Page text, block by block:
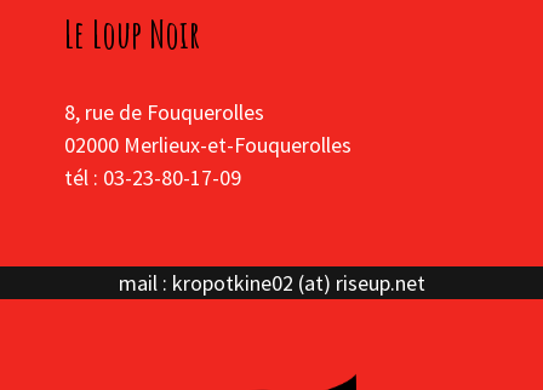
Le Loup Noir
8, rue de Fouquerolles
02000 Merlieux-et-Fouquerolles
tél : 03-23-80-17-09
mail : kropotkine02 (at) riseup.net